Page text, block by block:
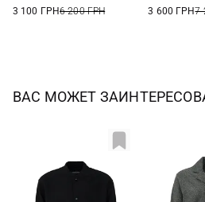
3 100 ГРН6 200 ГРН
3 600 ГРН7
ВАС МОЖЕТ